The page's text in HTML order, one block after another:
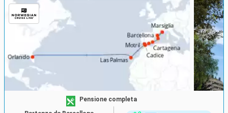
Pensione completa